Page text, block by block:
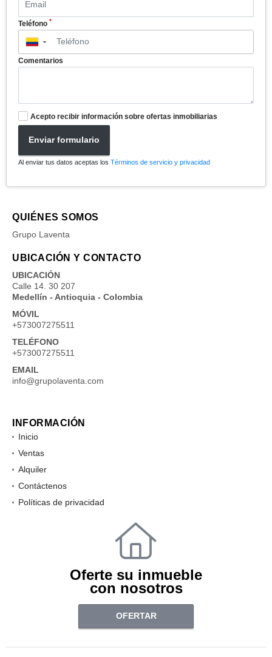
Teléfono *
▼
Comentarios
Acepto recibir información sobre ofertas inmobiliarias
Enviar formulario
Al enviar tus datos aceptas los Términos de servicio y privacidad
QUIÉNES SOMOS
Grupo Laventa
UBICACIÓN Y CONTACTO
UBICACIÓN
Calle 14. 30 207
Medellín - Antioquia - Colombia
MÓVIL
+573007275511
TELÉFONO
+573007275511
EMAIL
info@grupolaventa.com
INFORMACIÓN
Inicio
Ventas
Alquiler
Contáctenos
Políticas de privacidad
Oferte su inmueble
con nosotros
OFERTAR